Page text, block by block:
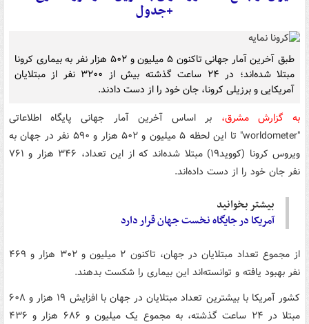
+جدول
طبق آخرین آمار جهانی تاکنون ۵ میلیون و ۵۰۲ هزار نفر به بیماری کرونا
مبتلا شده‌اند؛ در ۲۴ ساعت گذشته بیش از ۳۲۰۰ نفر از مبتلایان
آمریکایی و برزیلی کرونا، جان خود را از دست دادند.
به گزارش مشرق، بر اساس آخرین آمار جهانی پایگاه اطلاعاتی
"worldometer" تا این لحظه ۵ میلیون و ۵۰۲ هزار و ۵۹۰ نفر در جهان به
ویروس کرونا (کووید۱۹) مبتلا شده‌اند که از این تعداد، ۳۴۶ هزار و ۷۶۱
نفر جان خود را از دست داده‌اند.
بیشتر بخوانید
آمریکا در جایگاه نخست جهان قرار دارد
از مجموع تعداد مبتلایان در جهان، تاکنون ۲ میلیون و ۳۰۲ هزار و ۴۶۹
نفر بهبود یافته و توانسته‌اند این بیماری را شکست بدهند.
کشور آمریکا با بیشترین تعداد مبتلایان در جهان با افزایش ۱۹ هزار و ۶۰۸
مبتلا در ۲۴ ساعت گذشته، به مجموع یک‌ میلیون و ۶۸۶ هزار و ۴۳۶